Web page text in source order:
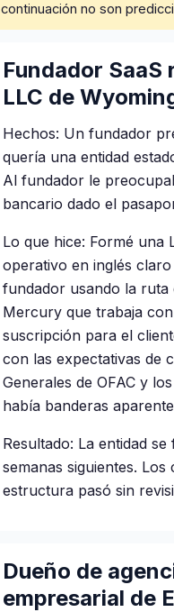
continuación no son
Fundador
LLC de
Hechos: Un fundador
quería una entidad
Al fundador le
bancario dado el
Lo que hice: Formé una
operativo en inglés
fundador usando la ruta
Mercury que trabaja
suscripción para el
con las expectativas de
Generales de OFAC y
había banderas
Resultado: La entidad
semanas siguientes.
estructura pasó sin
Dueño de
empresarial de